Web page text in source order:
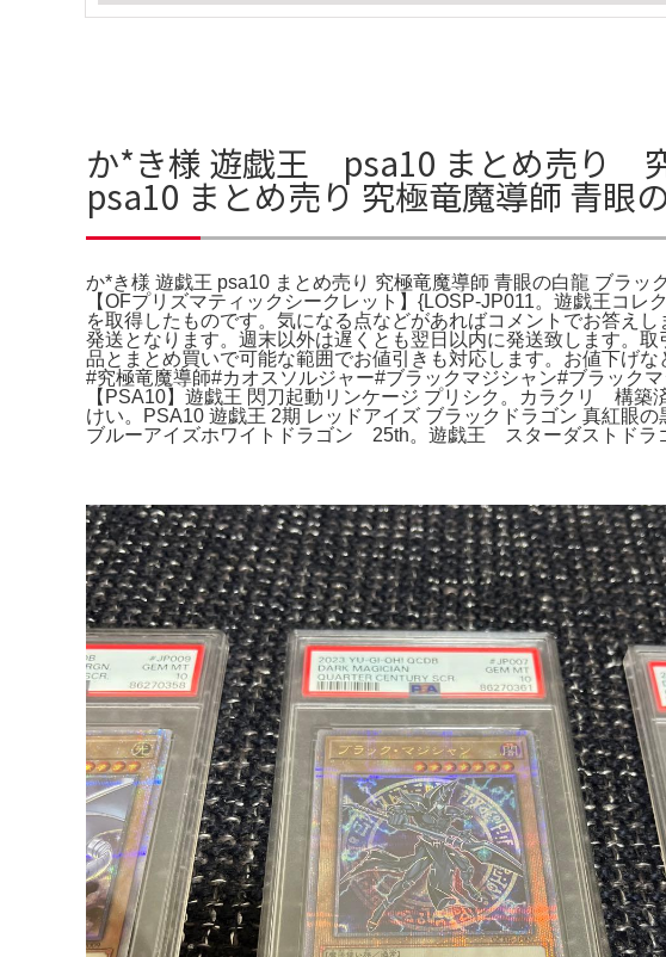
か*き様 遊戯王 psa10 まとめ売り
psa10 まとめ売り 究極竜魔導師 青眼
か*き様 遊戯王 psa10 まとめ売り 究極竜魔導師 青眼の白龍 ブラ
【OFプリズマティックシークレット】{LOSP-JP011。遊戯王コ
を取得したものです。気になる点などがあればコメントでお答え
発送となります。週末以外は遅くとも翌日以内に発送致します。
品とまとめ買いで可能な範囲でお値引きも対応します。お値下げ
#究極竜魔導師#カオスソルジャー#ブラックマジシャン#ブラック
【PSA10】遊戯王 閃刀起動リンケージ プリシク。カラクリ 構
けい。PSA10 遊戯王 2期 レッドアイズ ブラックドラゴン 真紅眼
ブルーアイズホワイトドラゴン 25th。遊戯王 スターダストド